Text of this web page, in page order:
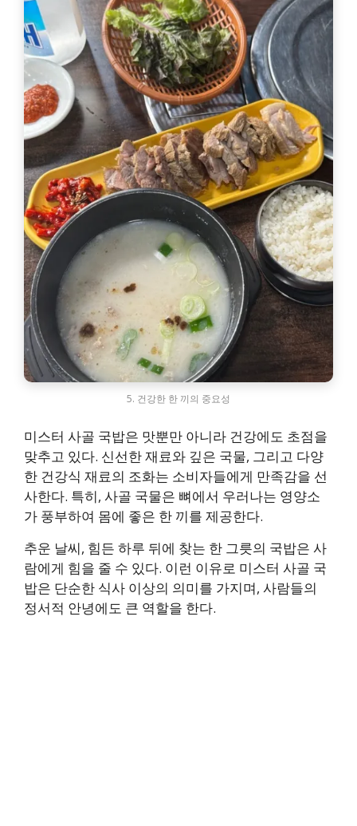
5. 건강한 한 끼의 중요성
미스터 사골 국밥은 맛뿐만 아니라 건강에도 초점을
맞추고 있다. 신선한 재료와 깊은 국물, 그리고 다양
한 건강식 재료의 조화는 소비자들에게 만족감을 선
사한다. 특히, 사골 국물은 뼈에서 우러나는 영양소
가 풍부하여 몸에 좋은 한 끼를 제공한다.
추운 날씨, 힘든 하루 뒤에 찾는 한 그릇의 국밥은 사
람에게 힘을 줄 수 있다. 이런 이유로 미스터 사골 국
밥은 단순한 식사 이상의 의미를 가지며, 사람들의
정서적 안녕에도 큰 역할을 한다.